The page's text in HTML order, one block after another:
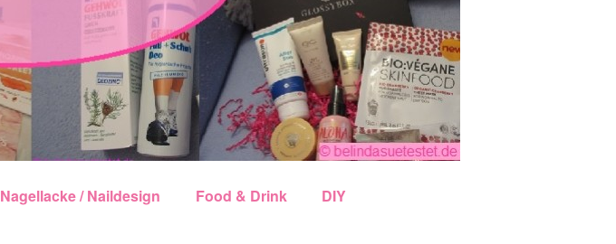
Nagellacke / Naildesign Food & Drink DIY